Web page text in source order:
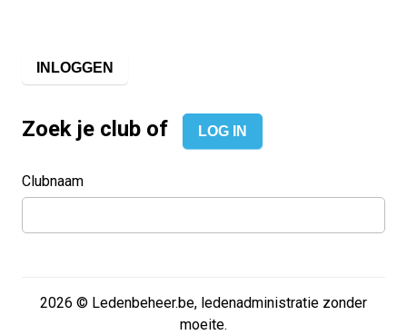
INLOGGEN
Zoek je club of LOG IN
Clubnaam
2026 © Ledenbeheer.be, ledenadministratie zonder
moeite.